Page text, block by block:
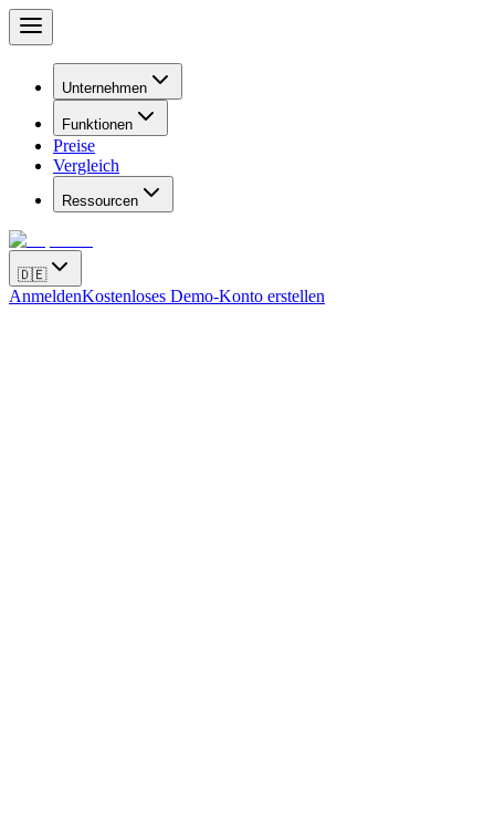
Unternehmen
Funktionen
Preise
Vergleich
Ressourcen
🇩🇪
AnmeldenKostenloses Demo-Konto erstellen